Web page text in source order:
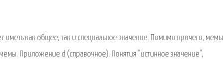
как общее, так и специальное значение. Помимо прочего, мемы
Приложение d (справочное). Понятия "истинное значение",